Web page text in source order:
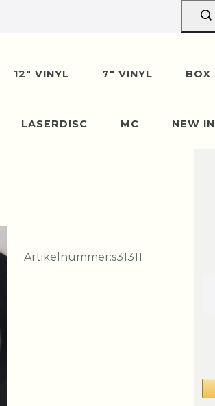
12" VINYL 7" VINYL BOX
LASERDISC MC NEW IN
Artikelnummer:s31311